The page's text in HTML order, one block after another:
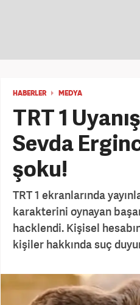
HABERLER MEDYA
TRT 1
Sevda
şoku!
TRT 1 ekranlarında
karakterini oynayan
hacklendi. Kişisel
kişiler hakkında suç